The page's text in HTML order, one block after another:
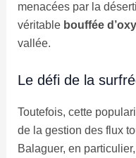
menacées par la
véritable bouffée
vallée.
Le défi de la
Toutefois, cette
de la gestion des flux
Balaguer, en